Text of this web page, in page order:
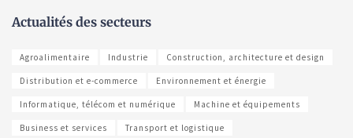
Actualités des secteurs
Agroalimentaire Industrie Construction, architecture et design
Distribution et e-commerce Environnement et énergie
Informatique, télécom et numérique Machine et équipements
Business et services Transport et logistique